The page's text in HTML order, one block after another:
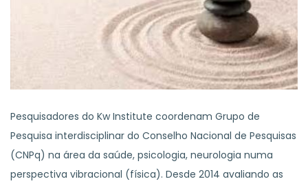
Pesquisadores do Kw Institute coordenam Grupo de
Pesquisa interdisciplinar do Conselho Nacional de Pesquisas
(CNPq) na área da saúde, psicologia, neurologia numa
perspectiva vibracional (física). Desde 2014 avaliando as